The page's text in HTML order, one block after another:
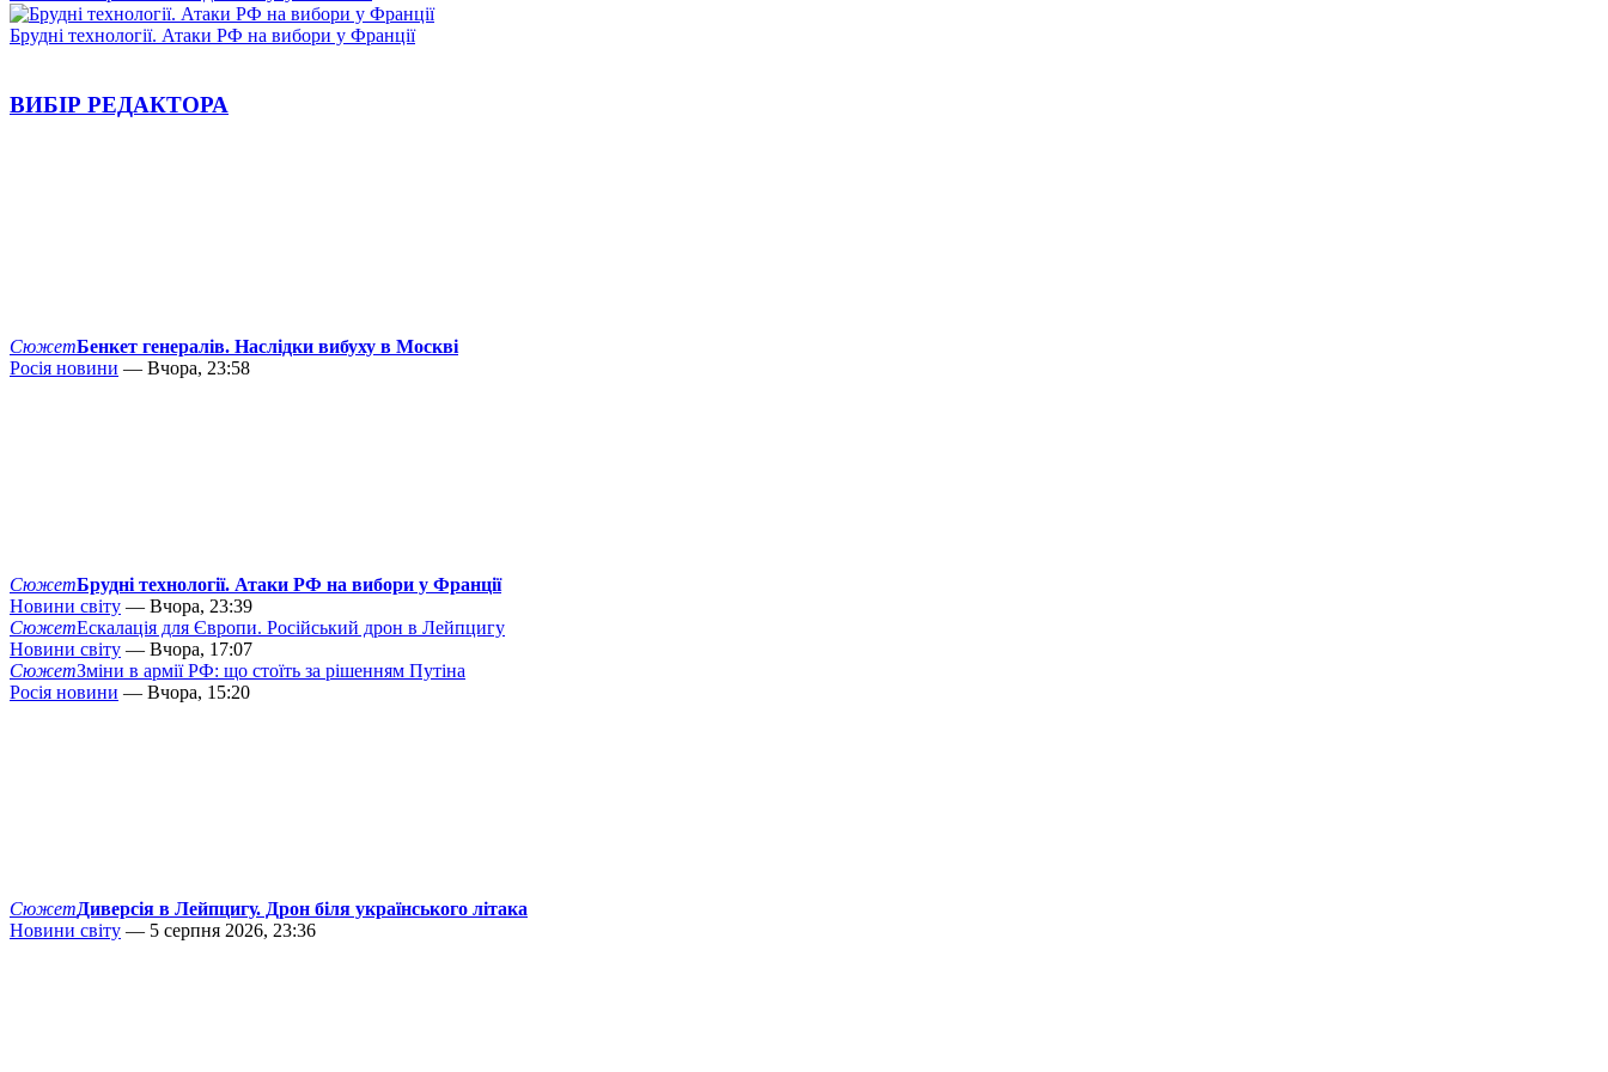
Брудні технології. Атаки РФ на вибори у Франції
ВИБІР РЕДАКТОРА
СюжетБенкет генералів. Наслідки вибуху в Москві
Росія новини — Вчора, 23:58
СюжетБрудні технології. Атаки РФ на вибори у Франції
Новини світу — Вчора, 23:39
СюжетЕскалація для Європи. Російський дрон в Лейпцигу
Новини світу — Вчора, 17:07
СюжетЗміни в армії РФ: що стоїть за рішенням Путіна
Росія новини — Вчора, 15:20
СюжетДиверсія в Лейпцигу. Дрон біля українського літака
Новини світу — 5 серпня 2026, 23:36